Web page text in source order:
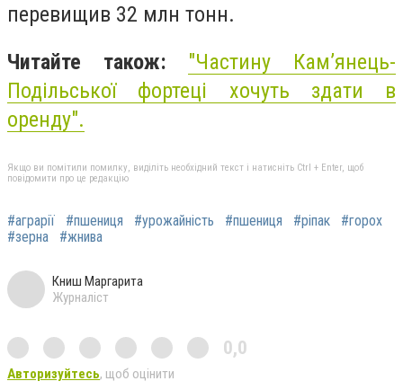
перевищив 32 млн тонн.
Читайте також: "Частину Кам’янець-
Подільської фортеці хочуть здати в
оренду".
Якщо ви помітили помилку, виділіть необхідний текст і натисніть Ctrl + Enter, щоб
повідомити про це редакцію
#аграрії #пшениця #урожайність #пшениця #ріпак
#горох
#зерна
#жнива
Книш Маргарита
Журналіст
0,0
Авторизуйтесь, щоб оцінити